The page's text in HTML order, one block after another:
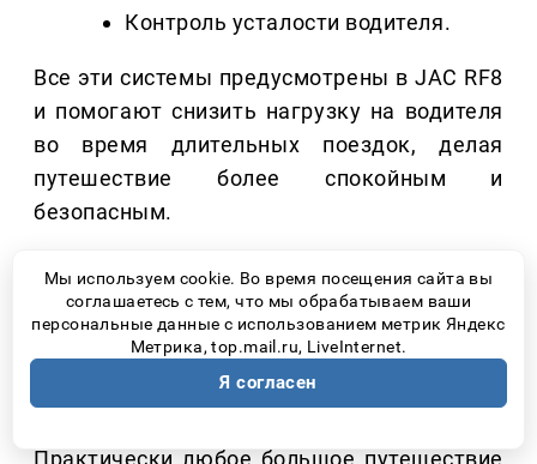
Контроль усталости водителя.
Все эти системы предусмотрены в JAC RF8
и помогают снизить нагрузку на водителя
во время длительных поездок, делая
путешествие более спокойным и
безопасным.
4. МАНЕВРИРОВАТЬ
ДОЛЖНО БЫТЬ ЛЕГКО ДАЖЕ
В НЕЗНАКОМОМ ГОРОДЕ
Практически любое большое путешествие
Мы используем cookie. Во время посещения сайта вы
соглашаетесь с тем, что мы обрабатываем ваши
персональные данные с использованием метрик Яндекс
Метрика, top.mail.ru, LiveInternet.
Я согласен